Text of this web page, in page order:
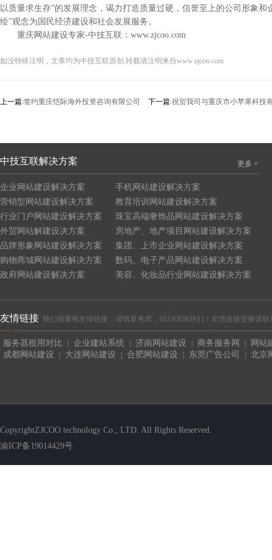
以质量求生存”的发展理念，谒力打造质量过硬，信誉至上的公司形象
绘”观念为国民经济建设和社会发展服务。
重庆网站建设专家-中技互联： www.zjcoo.com
如没特殊注明，文章均为中技互联原创,转载请注明来自www.zjcoo.com
上一篇:签约重庆恺际海外投资咨询有限公司 下一篇:祝贺我司与重庆市小苹果科技
更多 +
中技互联解决方案
企业网站建设解决方案
营销型网站建设解决方案
行业门户网站建设解决方案
外贸网站解建设决方案
品牌形象网站建设解决方案
购物商城网站建设解决方案
政府网站建设解决方案
手机网站建设解决方案
教育培训网站建设解决方案
珠宝高端奢饰品网站建设解决方案
房地产、地产项目网站建设解决方案
集团、上市企业网站建设解决方案
数码、电子产品网站建设解决方案
美容、化妆品行业网站建设解决方案
友情链接 我们很重视友情链接，请慎重考虑，SEOER屌丝们！友情连接交换请联
服务器租用对比 企业建站系统 济南网站建设 商务服务网
网站
成都网站建设
大连网站建设 合肥网站建设 东莞广告公司 北京
CopyrightZJCOO technology Co., LTD. All Rights Reserved.
渝ICP备19014429号